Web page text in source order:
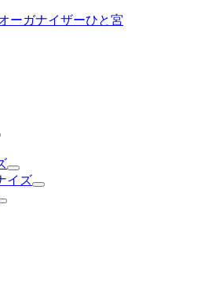
イズ